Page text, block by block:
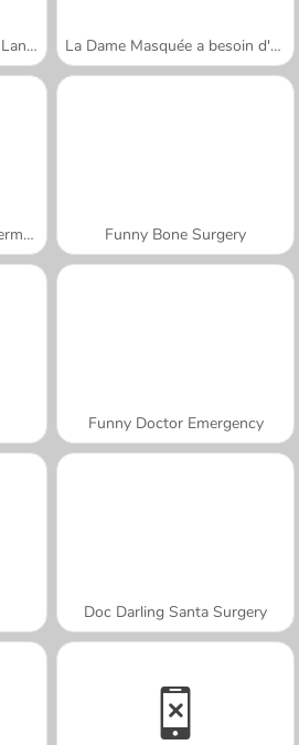
Dotted Girl : Docteur de la Langue La Dame Masquée a besoin d'aide
Princesse Goldie chez le dermatologue Funny Bone Surgery
Funny Doctor Emergency
Doc Darling Santa Surgery